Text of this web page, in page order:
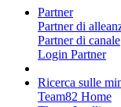
Partner
Partner di
Partner di canale
Login Partner
Ricerca sulle
Team82 Home